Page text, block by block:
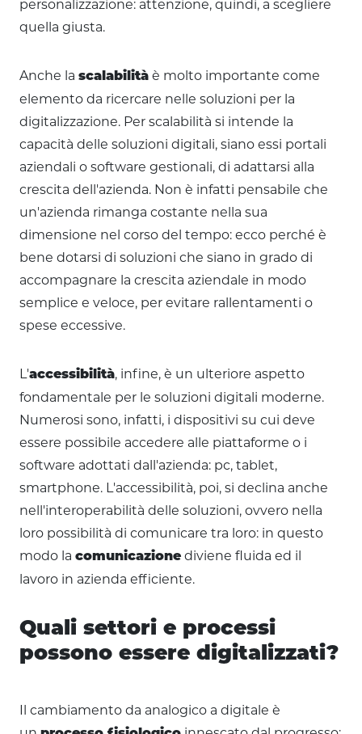
personalizzazione: attenzione, quindi, a scegliere
quella giusta.
Anche la scalabilità è molto importante come
elemento da ricercare nelle soluzioni per la
digitalizzazione. Per scalabilità si intende la
capacità delle soluzioni digitali, siano essi portali
aziendali o software gestionali, di adattarsi alla
crescita dell'azienda. Non è infatti pensabile che
un'azienda rimanga costante nella sua
dimensione nel corso del tempo: ecco perché è
bene dotarsi di soluzioni che siano in grado di
accompagnare la crescita aziendale in modo
semplice e veloce, per evitare rallentamenti o
spese eccessive.
L'accessibilità, infine, è un ulteriore aspetto
fondamentale per le soluzioni digitali moderne.
Numerosi sono, infatti, i dispositivi su cui deve
essere possibile accedere alle piattaforme o i
software adottati dall'azienda: pc, tablet,
smartphone. L'accessibilità, poi, si declina anche
nell'interoperabilità delle soluzioni, ovvero nella
loro possibilità di comunicare tra loro: in questo
modo la comunicazione diviene fluida ed il
lavoro in azienda efficiente.
Quali settori e processi
possono essere digitalizzati?
Il cambiamento da analogico a digitale è